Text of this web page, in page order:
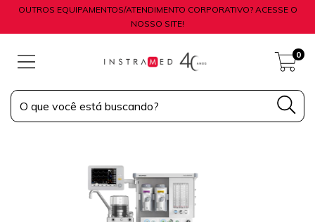
OUTROS EQUIPAMENTOS/ATENDIMENTO CORPORATIVO? ACESSE O
NOSSO SITE!
0